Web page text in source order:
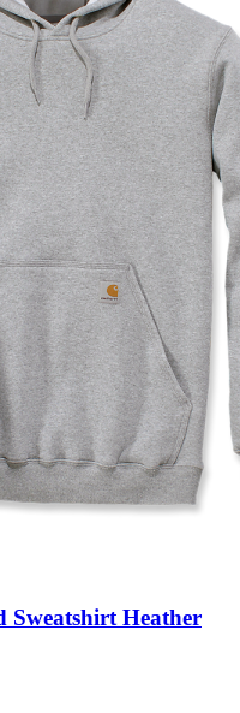
Sweatshirt Heather